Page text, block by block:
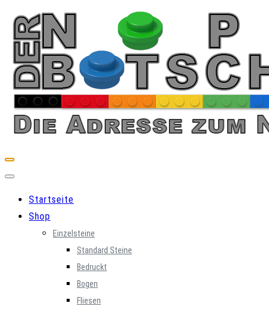
Skip
content
Startseite
Shop
Einzelsteine
Standard Steine
Bedruckt
Bogen
Fliesen